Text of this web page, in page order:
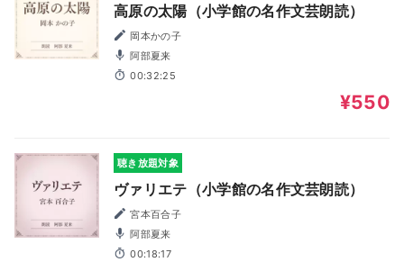
高原の太陽（小学館の名作文芸朗読）
岡本かの子
阿部夏来
00:32:25
¥550
聴き放題対象
ヴァリエテ（小学館の名作文芸朗読）
宮本百合子
阿部夏来
00:18:17